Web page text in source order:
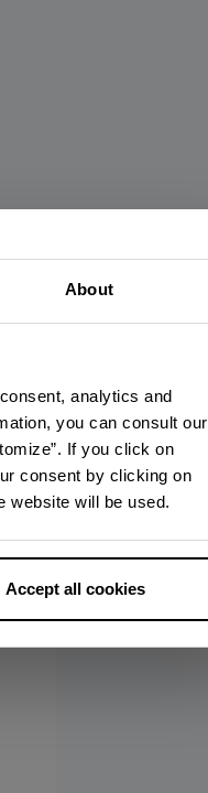
About
analytics and
you can consult our
If you click on
consent by clicking on
website will be used.
Accept all cookies